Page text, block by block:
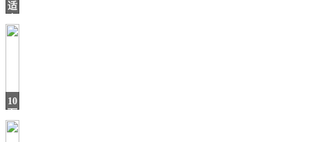
适
年
10
万
级